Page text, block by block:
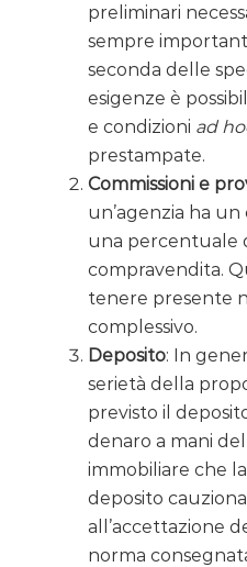
preliminari
sempre
seconda delle
esigenze è
e condizioni ad
prestampate.
Commissioni e
un’agenzia ha
una percentuale
compravendita.
tenere presente
complessivo.
Deposito: In
serietà della
previsto il
denaro a mani
immobiliare che
deposito
all’accettazione
norma